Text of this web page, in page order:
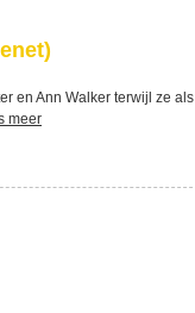
en Ann Walker terwijl ze als
meer